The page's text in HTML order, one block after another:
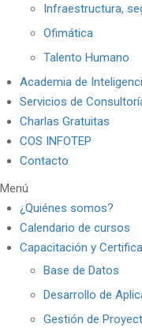
Infraestructura,
Ofimática
Talento Humano
Academia de
Servicios de
Charlas Gratuitas
COS INFOTEP
Contacto
Menú
¿Quiénes somos?
Calendario de cursos
Capacitación y
Base de Datos
Desarrollo de
Gestión de